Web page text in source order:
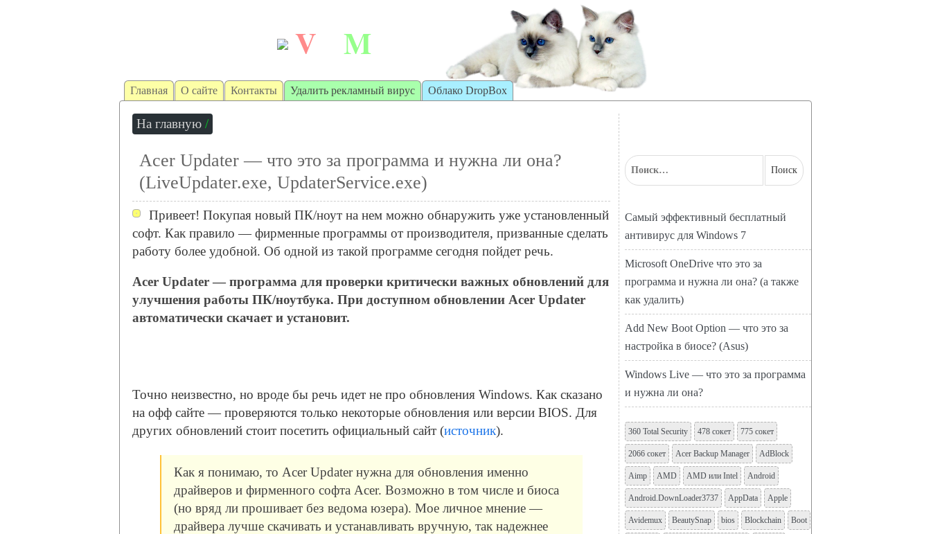
V M
Главная О сайте Контакты Удалить рекламный вирус Облако DropBox
На главную /
Acer Updater — что это за программа и нужна ли она?
(LiveUpdater.exe, UpdaterService.exe)
Привеет! Покупая новый ПК/ноут на нем можно обнаружить уже установленный
софт. Как правило — фирменные программы от производителя, призванные сделать
работу более удобной. Об одной из такой программе сегодня пойдет речь.
Acer Updater — программа для проверки критически важных обновлений для
улучшения работы ПК/ноутбука. При доступном обновлении Acer Updater
автоматически скачает и установит.
Точно неизвестно, но вроде бы речь идет не про обновления Windows. Как сказано
на офф сайте — проверяются только некоторые обновления или версии BIOS. Для
других обновлений стоит посетить официальный сайт (источник).
Как я понимаю, то Acer Updater нужна для обновления именно
драйверов и фирменного софта Acer. Возможно в том числе и биоса
(но вряд ли прошивает без ведома юзера). Мое личное мнение —
драйвера лучше скачивать и устанавливать вручную, так надежнее
Самый эффективный бесплатный
антивирус для Windows 7
Microsoft OneDrive что это за
программа и нужна ли она? (а также
как удалить)
Add New Boot Option — что это за
настройка в биосе? (Asus)
Windows Live — что это за программа
и нужна ли она?
360 Total Security 478 сокет 775 сокет
2066 сокет Acer Backup Manager AdBlock
Aimp AMD AMD или Intel Android
Android.DownLoader3737 AppData Apple
Avidemux BeautySnap bios Blockchain Boot